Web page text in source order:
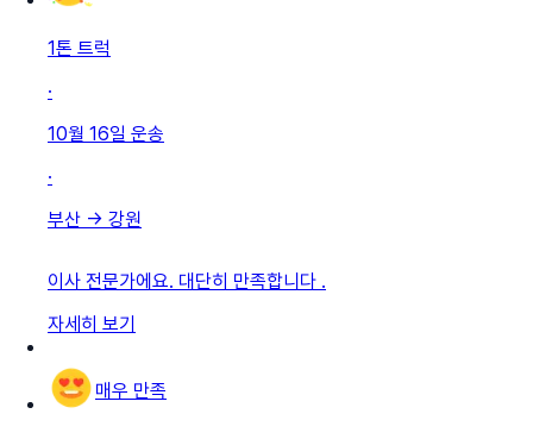
1톤 트럭
·
10월 16일 운송
·
부산 → 강원
이사 전문가에요. 대단히 만족합니다 .
자세히 보기
매우 만족